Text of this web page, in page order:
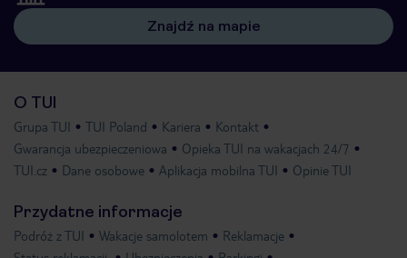
Znajdź na mapie
O TUI
Grupa TUI TUI Poland Kariera
Kontakt
Gwarancja ubezpieczeniowa
Opieka TUI na wakacjach 24/7
TUI.cz
Dane osobowe Aplikacja mobilna TUI Opinie TUI
Przydatne informacje
Podróż z TUI Wakacje samolotem
Reklamacje